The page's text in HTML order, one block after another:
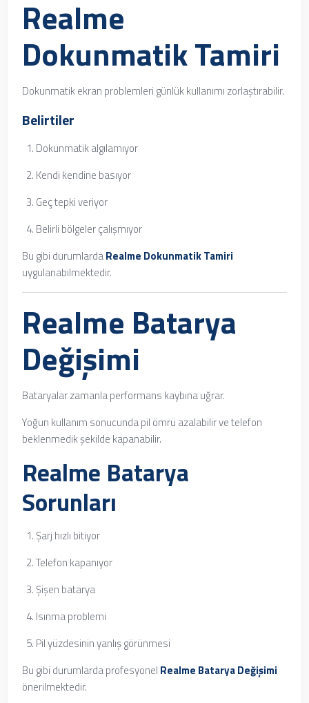
Realme
Dokunmatik Tamiri
Dokunmatik ekran problemleri günlük kullanımı zorlaştırabilir.
Belirtiler
Dokunmatik algılamıyor
Kendi kendine basıyor
Geç tepki veriyor
Belirli bölgeler çalışmıyor
Bu gibi durumlardaRealme Dokunmatik Tamiri
uygulanabilmektedir.
Realme Batarya
Değişimi
Bataryalar zamanla performans kaybına uğrar.
Yoğun kullanım sonucunda pil ömrü azalabilir ve telefon
beklenmedik şekilde kapanabilir.
Realme Batarya
Sorunları
Şarj hızlı bitiyor
Telefon kapanıyor
Şişen batarya
Isınma problemi
Pil yüzdesinin yanlış görünmesi
Bu gibi durumlarda profesyonel Realme Batarya Değişimi
önerilmektedir.